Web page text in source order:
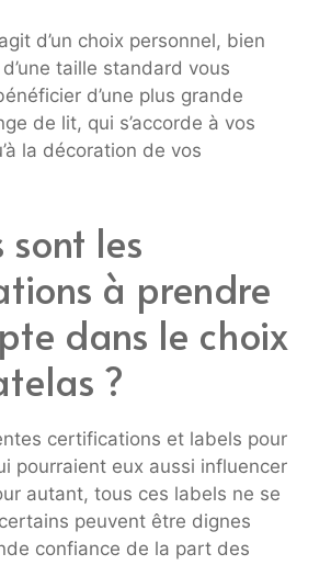
d’un choix personnel, bien
taille standard vous
d’une plus grande
de lit, qui s’accorde à vos
la décoration de vos
les
à prendre
dans le choix
?
certifications et labels pour
pourraient eux aussi influencer
autant, tous ces labels ne se
peuvent être dignes
confiance de la part des